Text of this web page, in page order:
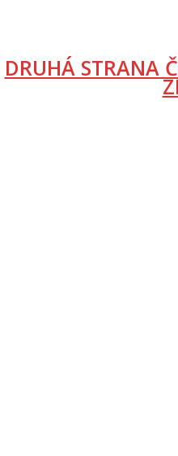
DRUHÁ STRANA